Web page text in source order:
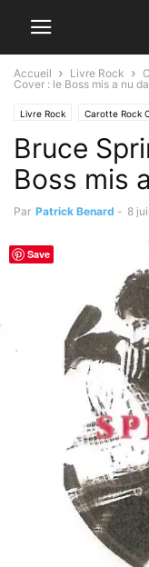
Accueil Livre Rock
Cover : le Boss mis a nu
Livre Rock Carotte Rock
Bruce
Boss mis
Par Patrick Benard - 8
Save